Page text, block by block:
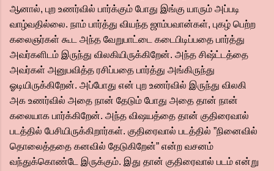
ஆனால், புற உணர்வில் பார்க்கும் போது இங்கு யாரும் அப்படி
வாழ்வதில்லை. நாம் பார்த்து வியந்த ஜாம்பவான்கள், புகழ் பெற்ற
கலைஞர்கள் கூட அந்த வேறுபாட்டை கடைபிடிப்பதை பார்த்து
அவர்களிடம் இருந்து விலகியிருக்கிறேன். அந்த சிஷ்ட்டத்தை
அவர்கள் அனுபவித்த ரசிப்பதை பார்த்து அங்கிருந்து
ஓடியிருக்கிறேன். அப்போது என் புற உணர்வில் இருந்து விலகி
அக உணர்வில் அதை நான் தேடும் போது அதை தான் நான்
கலையாக பார்க்கிறேன். அந்த விஷயத்தை தான் குதிரைவால்
படத்தில் பேசியிருக்கிறார்கள். குதிரைவால் படத்தில் ”நினைவில்
தொலைத்ததை கனவில் தேடுகிறேன்” என்ற வசனம்
வந்துக்கொண்டே இருக்கும். இது தான் குதிரைவால் படம் என்று